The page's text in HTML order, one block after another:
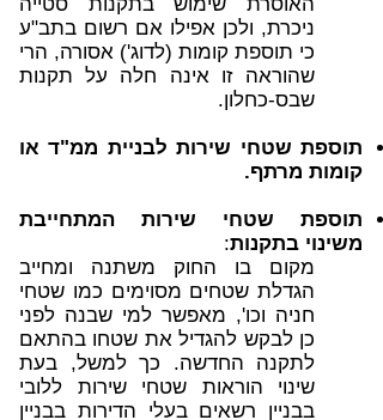
ניכרת, ולכן אפילו אם רשום בתב"ע
כי תוספת קומות (לדוג') אסורה, הרי
שהוראה זו אינה חלה על תקנות
שבס-כחלון.
תוספת שטחי שירות לבניית ממ"ד או
קומות מרתף.
תוספת שטחי שירות המתחייבת
משינוי בתקנות:
מקום בו החוק משתנה ומחייב
הגדלת שטחים מסוימים כמו שטחי
חניה וכו', מאפשר למי שבנה לפני
כן לבקש להגדיל את שטחו בהתאם
לתקנה החדשה. כך למשל, בעת
שינוי הוראות שטחי שירות ללובי
בבניין רשאים בעלי הדירות בבניין